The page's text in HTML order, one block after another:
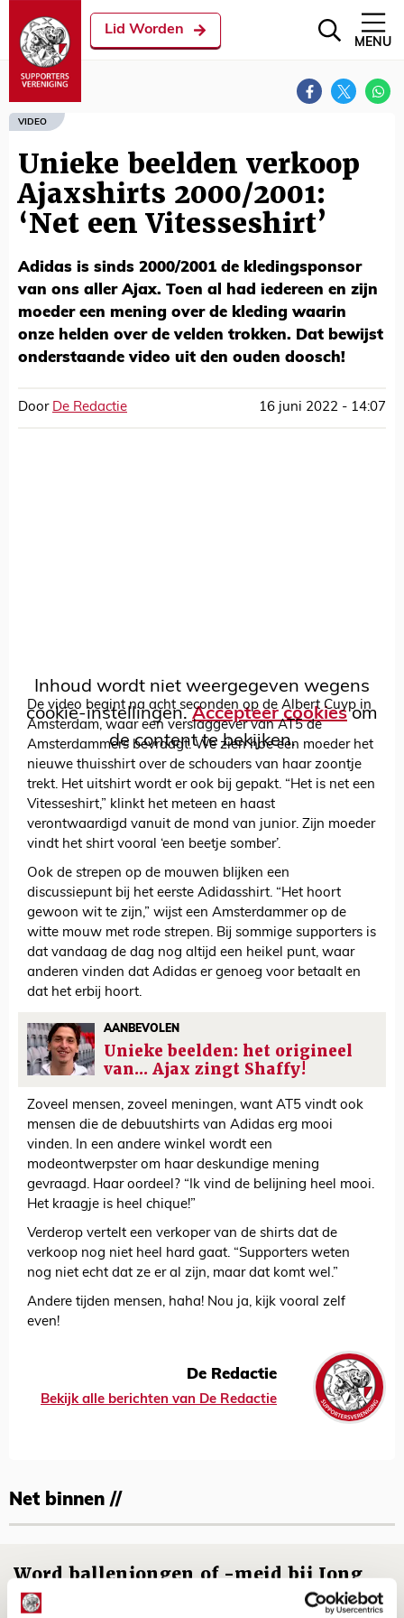
Lid Worden
MENU
VIDEO
Unieke beelden verkoop
Ajaxshirts 2000/2001:
‘Net een Vitesseshirt’
Adidas is sinds 2000/2001 de kledingsponsor
van ons aller Ajax. Toen al had iedereen en zijn
moeder een mening over de kleding waarin
onze helden over de velden trokken. Dat bewijst
onderstaande video uit den ouden doosch!
Door De Redactie 16 juni 2022 - 14:07
Inhoud wordt niet weergegeven wegens
cookie-instellingen.Accepteer cookiesom
de content te bekijken.
De video begint na acht seconden op de Albert Cuyp in
Amsterdam, waar een verslaggever van AT5 de
Amsterdammers bevraagt. We zien hoe een moeder het
nieuwe thuisshirt over de schouders van haar zoontje
trekt. Het uitshirt wordt er ook bij gepakt. “Het is net een
Vitesseshirt,” klinkt het meteen en haast
verontwaardigd vanuit de mond van junior. Zijn moeder
vindt het shirt vooral ‘een beetje somber’.
Ook de strepen op de mouwen blijken een
discussiepunt bij het eerste Adidasshirt. “Het hoort
gewoon wit te zijn,” wijst een Amsterdammer op de
witte mouw met rode strepen. Bij sommige supporters is
dat vandaag de dag nog altijd een heikel punt, waar
anderen vinden dat Adidas er genoeg voor betaalt en
dat het erbij hoort.
AANBEVOLEN
Unieke beelden: het origineel
van... Ajax zingt Shaffy!
Zoveel mensen, zoveel meningen, want AT5 vindt ook
mensen die de debuutshirts van Adidas erg mooi
vinden. In een andere winkel wordt een
modeontwerpster om haar deskundige mening
gevraagd. Haar oordeel? “Ik vind de belijning heel mooi.
Het kraagje is heel chique!”
Verderop vertelt een verkoper van de shirts dat de
verkoop nog niet heel hard gaat. “Supporters weten
nog niet echt dat ze er al zijn, maar dat komt wel.”
Andere tijden mensen, haha! Nou ja, kijk vooral zelf
even!
De Redactie
Bekijk alle berichten van De Redactie
Net binnen //
Word ballenjongen of -meid bij Jong
Ajax - Helmond Sport!